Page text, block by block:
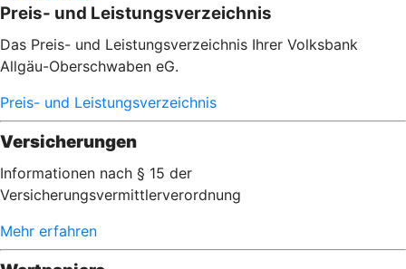
Preis- und Leistungsverzeichnis
Das Preis- und Leistungsverzeichnis Ihrer Volksbank
Allgäu-Oberschwaben eG.
Preis- und Leistungsverzeichnis
Versicherungen
Informationen nach § 15 der
Versicherungsvermittlerverordnung
Mehr erfahren